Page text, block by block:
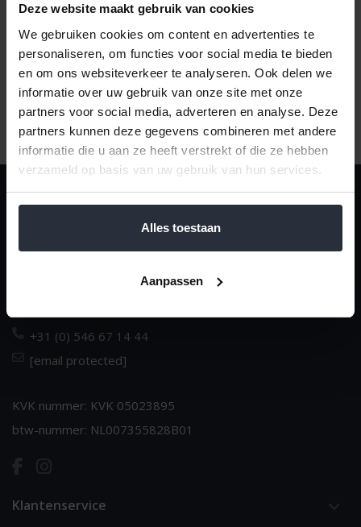
Deze website maakt gebruik van cookies
We gebruiken cookies om content en advertenties te
personaliseren, om functies voor social media te bieden
en om ons websiteverkeer te analyseren. Ook delen we
informatie over uw gebruik van onze site met onze
partners voor social media, adverteren en analyse. Deze
partners kunnen deze gegevens combineren met andere
informatie die u aan ze heeft verstrekt of die ze hebben
verzameld op basis van uw gebruik van hun services.
Alles toestaan
Aanpassen
van 't Ende
Dè huishoudspecialist sinds 1970
NL-7683 BJ Den Ham
+31 (0) 546 67 14 44
[email protected]
KVK nummer: KVK 05023895
btw-nummer: NL007355828B01
Klantenservice